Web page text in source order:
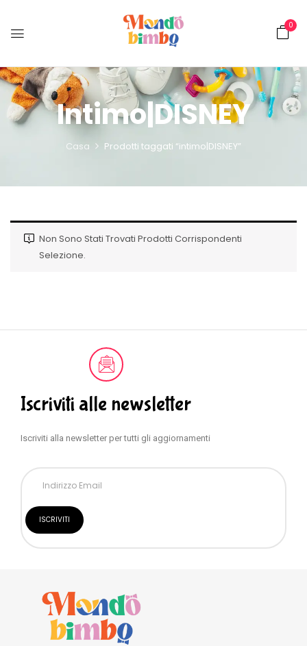
0
Intimo|DISNEY
Casa Prodotti taggati “intimo|DISNEY”
Non Sono Stati Trovati Prodotti Corrispondenti
Selezione.
Iscriviti alle newsletter
Iscriviti alla newsletter per tutti gli aggiornamenti